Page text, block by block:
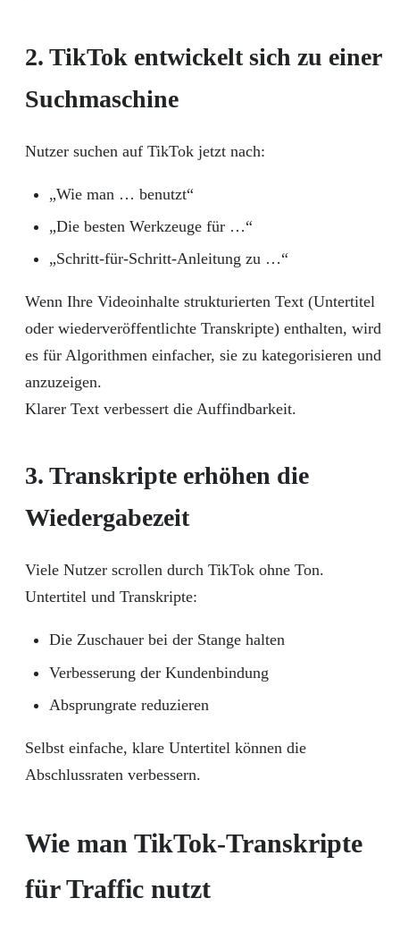
2. TikTok entwickelt sich zu einer
Suchmaschine
Nutzer suchen auf TikTok jetzt nach:
„Wie man … benutzt“
„Die besten Werkzeuge für …“
„Schritt-für-Schritt-Anleitung zu …“
Wenn Ihre Videoinhalte strukturierten Text (Untertitel
oder wiederveröffentlichte Transkripte) enthalten, wird
es für Algorithmen einfacher, sie zu kategorisieren und
anzuzeigen.
Klarer Text verbessert die Auffindbarkeit.
3. Transkripte erhöhen die
Wiedergabezeit
Viele Nutzer scrollen durch TikTok ohne Ton.
Untertitel und Transkripte:
Die Zuschauer bei der Stange halten
Verbesserung der Kundenbindung
Absprungrate reduzieren
Selbst einfache, klare Untertitel können die
Abschlussraten verbessern.
Wie man TikTok-Transkripte
für Traffic nutzt